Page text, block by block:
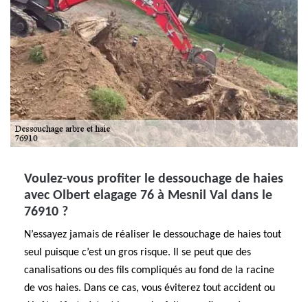
Voulez-vous profiter le dessouchage de haies
avec Olbert elagage 76 à Mesnil Val dans le
76910 ?
N’essayez jamais de réaliser le dessouchage de haies tout
seul puisque c’est un gros risque. Il se peut que des
canalisations ou des fils compliqués au fond de la racine
de vos haies. Dans ce cas, vous éviterez tout accident ou